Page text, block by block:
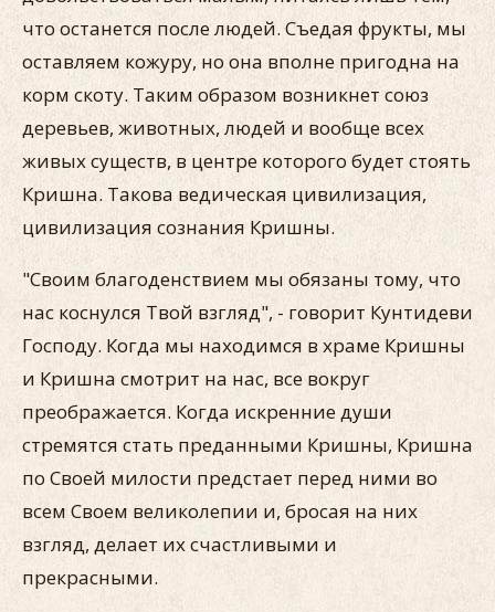
что останется после людей. Съедая фрукты, мы
оставляем кожуру, но она вполне пригодна на
корм скоту. Таким образом возникнет союз
деревьев, животных, людей и вообще всех
живых существ, в центре которого будет стоять
Кришна. Такова ведическая цивилизация,
цивилизация сознания Кришны.
"Своим благоденствием мы обязаны тому, что
нас коснулся Твой взгляд", - говорит Кунтидеви
Господу. Когда мы находимся в храме Кришны
и Кришна смотрит на нас, все вокруг
преображается. Когда искренние души
стремятся стать преданными Кришны, Кришна
по Своей милости предстает перед ними во
всем Своем великолепии и, бросая на них
взгляд, делает их счастливыми и
прекрасными.